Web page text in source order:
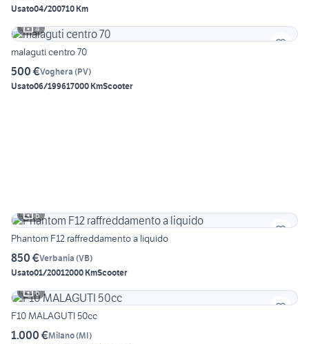
Usato04/200710 Km
4
malaguti centro 70
500 €Voghera (PV)
Usato06/199617000 KmScooter
6
Phantom F12 raffreddamento a liquido
850 €Verbania (VB)
Usato01/20012000 KmScooter
6
F10 MALAGUTI 50cc
1.000 €Milano(MI)